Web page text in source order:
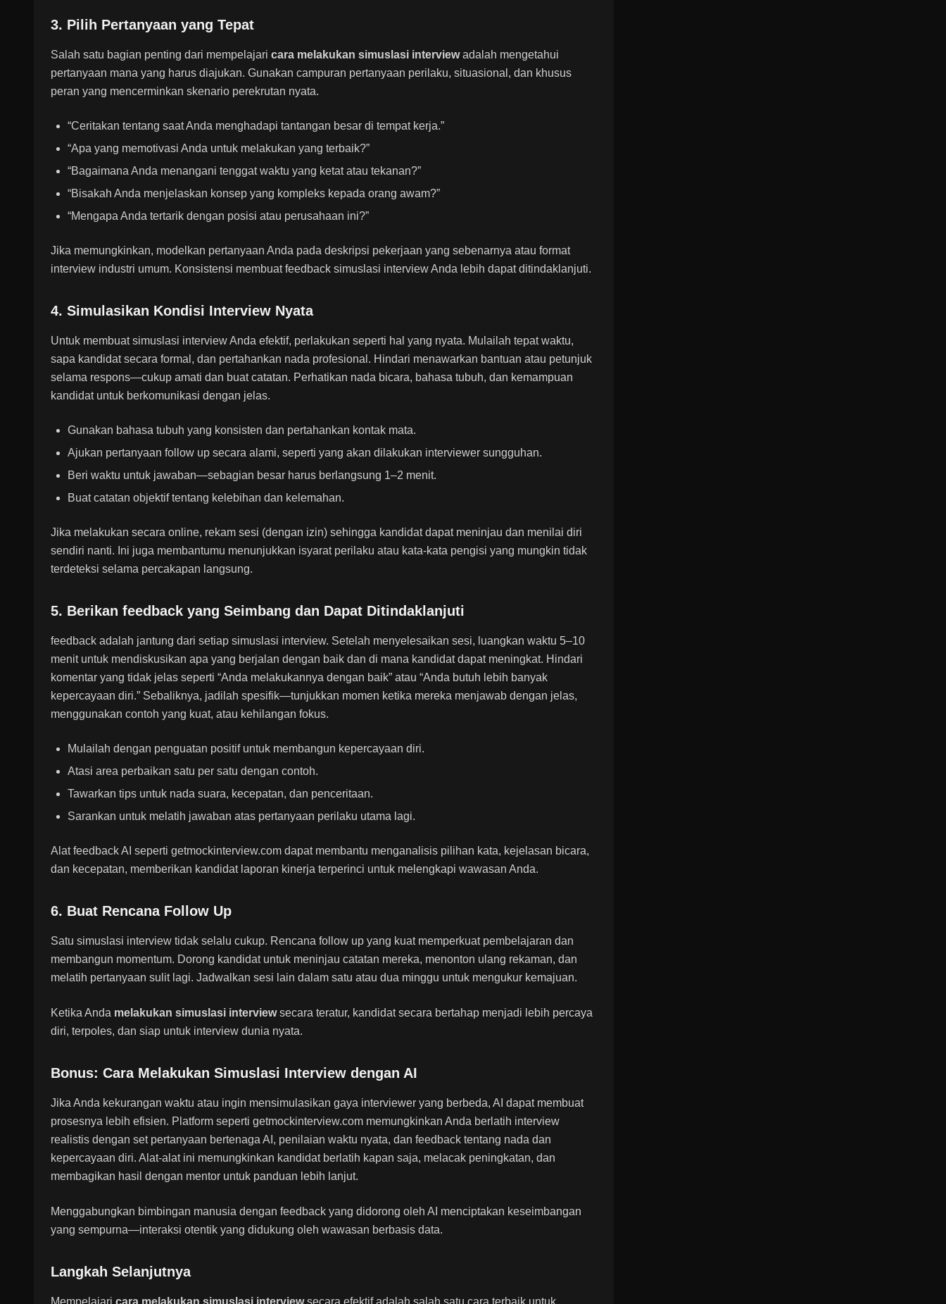
3. Pilih Pertanyaan yang Tepat
Salah satu bagian penting dari mempelajari cara melakukan simuslasi interviewadalah mengetahui
pertanyaan mana yang harus diajukan. Gunakan campuran pertanyaan perilaku, situasional, dan khusus
peran yang mencerminkan skenario perekrutan nyata.
“Ceritakan tentang saat Anda menghadapi tantangan besar di tempat kerja.”
“Apa yang memotivasi Anda untuk melakukan yang terbaik?”
“Bagaimana Anda menangani tenggat waktu yang ketat atau tekanan?”
“Bisakah Anda menjelaskan konsep yang kompleks kepada orang awam?”
“Mengapa Anda tertarik dengan posisi atau perusahaan ini?”
Jika memungkinkan, modelkan pertanyaan Anda pada deskripsi pekerjaan yang sebenarnya atau format
interview industri umum. Konsistensi membuat feedback simuslasi interview Anda lebih dapat ditindaklanjuti.
4. Simulasikan Kondisi Interview Nyata
Untuk membuat simuslasi interview Anda efektif, perlakukan seperti hal yang nyata. Mulailah tepat waktu,
sapa kandidat secara formal, dan pertahankan nada profesional. Hindari menawarkan bantuan atau petunjuk
selama respons—cukup amati dan buat catatan. Perhatikan nada bicara, bahasa tubuh, dan kemampuan
kandidat untuk berkomunikasi dengan jelas.
Gunakan bahasa tubuh yang konsisten dan pertahankan kontak mata.
Ajukan pertanyaan follow up secara alami, seperti yang akan dilakukan interviewer sungguhan.
Beri waktu untuk jawaban—sebagian besar harus berlangsung 1–2 menit.
Buat catatan objektif tentang kelebihan dan kelemahan.
Jika melakukan secara online, rekam sesi (dengan izin) sehingga kandidat dapat meninjau dan menilai diri
sendiri nanti. Ini juga membantumu menunjukkan isyarat perilaku atau kata-kata pengisi yang mungkin tidak
terdeteksi selama percakapan langsung.
5. Berikan feedback yang Seimbang dan Dapat Ditindaklanjuti
feedback adalah jantung dari setiap simuslasi interview. Setelah menyelesaikan sesi, luangkan waktu 5–10
menit untuk mendiskusikan apa yang berjalan dengan baik dan di mana kandidat dapat meningkat. Hindari
komentar yang tidak jelas seperti “Anda melakukannya dengan baik” atau “Anda butuh lebih banyak
kepercayaan diri.” Sebaliknya, jadilah spesifik—tunjukkan momen ketika mereka menjawab dengan jelas,
menggunakan contoh yang kuat, atau kehilangan fokus.
Mulailah dengan penguatan positif untuk membangun kepercayaan diri.
Atasi area perbaikan satu per satu dengan contoh.
Tawarkan tips untuk nada suara, kecepatan, dan penceritaan.
Sarankan untuk melatih jawaban atas pertanyaan perilaku utama lagi.
Alat feedback AI seperti getmockinterview.com dapat membantu menganalisis pilihan kata, kejelasan bicara,
dan kecepatan, memberikan kandidat laporan kinerja terperinci untuk melengkapi wawasan Anda.
6. Buat Rencana Follow Up
Satu simuslasi interview tidak selalu cukup. Rencana follow up yang kuat memperkuat pembelajaran dan
membangun momentum. Dorong kandidat untuk meninjau catatan mereka, menonton ulang rekaman, dan
melatih pertanyaan sulit lagi. Jadwalkan sesi lain dalam satu atau dua minggu untuk mengukur kemajuan.
Ketika Anda melakukan simuslasi interviewsecara teratur, kandidat secara bertahap menjadi lebih percaya
diri, terpoles, dan siap untuk interview dunia nyata.
Bonus: Cara Melakukan Simuslasi Interview dengan AI
Jika Anda kekurangan waktu atau ingin mensimulasikan gaya interviewer yang berbeda, AI dapat membuat
prosesnya lebih efisien. Platform seperti getmockinterview.com memungkinkan Anda berlatih interview
realistis dengan set pertanyaan bertenaga AI, penilaian waktu nyata, dan feedback tentang nada dan
kepercayaan diri. Alat-alat ini memungkinkan kandidat berlatih kapan saja, melacak peningkatan, dan
membagikan hasil dengan mentor untuk panduan lebih lanjut.
Menggabungkan bimbingan manusia dengan feedback yang didorong oleh AI menciptakan keseimbangan
yang sempurna—interaksi otentik yang didukung oleh wawasan berbasis data.
Langkah Selanjutnya